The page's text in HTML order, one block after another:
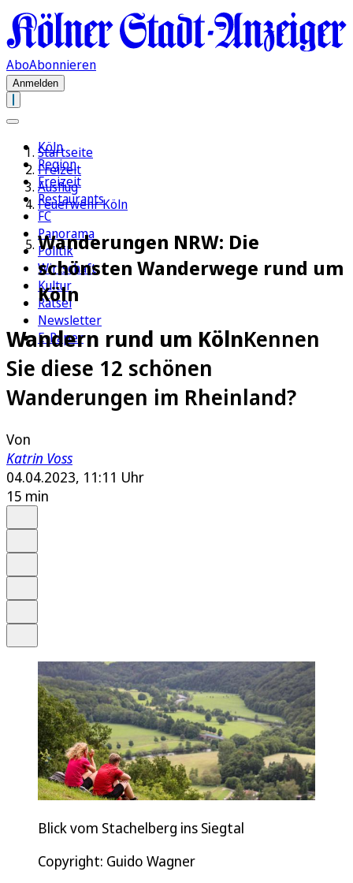
AboAbonnieren
Anmelden
Köln
Region
Freizeit
Restaurants
FC
Panorama
Politik
Wirtschaft
Kultur
Rätsel
Newsletter
E-Paper
Startseite
Freizeit
Ausflug
Feuerwehr Köln
Wanderungen NRW: Die
schönsten Wanderwege rund um
Köln
Wandern rund um KölnKennen
Sie diese 12 schönen
Wanderungen im Rheinland?
Von
Katrin Voss
04.04.2023, 11:11 Uhr
15 min
Blick vom Stachelberg ins Siegtal
Copyright: Guido Wagner